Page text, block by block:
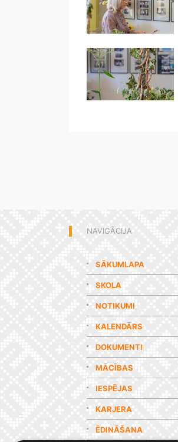
NAVIGĀCIJA
SĀKUMLAPA
SKOLA
NOTIKUMI
KALENDĀRS
DOKUMENTI
MĀCĪBAS
IESPĒJAS
KARJERA
ĒDINĀŠANA